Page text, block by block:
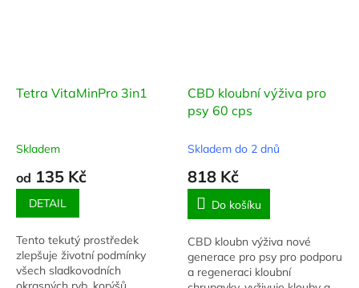
Tetra VitaMinPro 3in1
Skladem
od 135 Kč
DETAIL
Tento tekutý prostředek
zlepšuje životní podmínky
všech sladkovodních
CBD kloubní výživa pro
psy 60 cps
Skladem do 2 dnů
818 Kč
Do košíku
CBD kloubn výživa nové
generace pro psy pro podporu
a regeneraci kloubní